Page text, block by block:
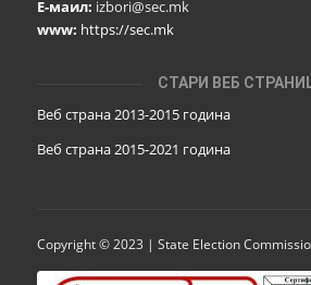
Е-маил: izbori@sec.mk
www: https://sec.mk
СТАРИ ВЕБ
Веб страна 2013-2015 година
Веб страна 2015-2021 година
Copyright © 2023 | State Election